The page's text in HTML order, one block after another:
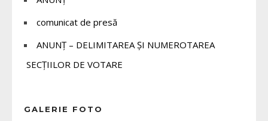
comunicat de presă
ANUNȚ – DELIMITAREA ȘI NUMEROTAREA
SECȚIILOR DE VOTARE
GALERIE FOTO